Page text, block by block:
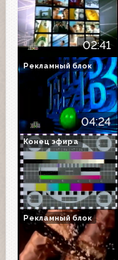
02:41
04:24
Рекламный блок
Конец эфира
Рекламный блок